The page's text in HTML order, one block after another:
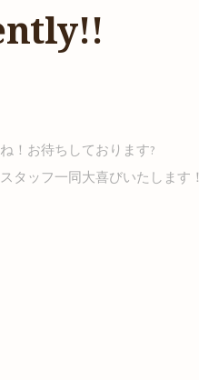
！お待ちしております?
タッフ一同大喜びいたします！